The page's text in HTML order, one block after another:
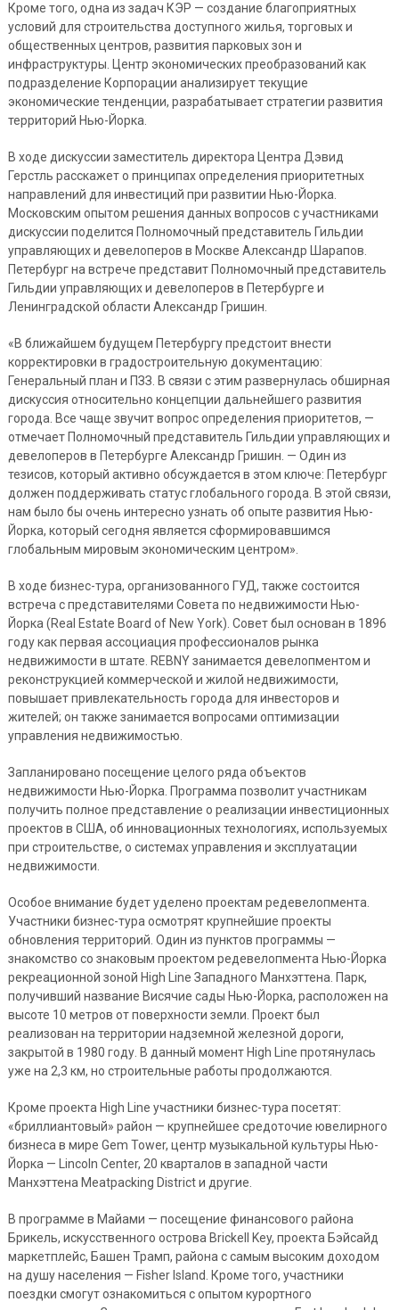
Кроме того, одна из задач КЭР — создание благоприятных
условий для строительства доступного жилья, торговых и
общественных центров, развития парковых зон и
инфраструктуры. Центр экономических преобразований как
подразделение Корпорации анализирует текущие
экономические тенденции, разрабатывает стратегии развития
территорий Нью-Йорка.
В ходе дискуссии заместитель директора Центра Дэвид
Герстль расскажет о принципах определения приоритетных
направлений для инвестиций при развитии Нью-Йорка.
Московским опытом решения данных вопросов с участниками
дискуссии поделится Полномочный представитель Гильдии
управляющих и девелоперов в Москве Александр Шарапов.
Петербург на встрече представит Полномочный представитель
Гильдии управляющих и девелоперов в Петербурге и
Ленинградской области Александр Гришин.
«В ближайшем будущем Петербургу предстоит внести
корректировки в градостроительную документацию:
Генеральный план и ПЗЗ. В связи с этим развернулась обширная
дискуссия относительно концепции дальнейшего развития
города. Все чаще звучит вопрос определения приоритетов, —
отмечает Полномочный представитель Гильдии управляющих и
девелоперов в Петербурге Александр Гришин. — Один из
тезисов, который активно обсуждается в этом ключе: Петербург
должен поддерживать статус глобального города. В этой связи,
нам было бы очень интересно узнать об опыте развития Нью-
Йорка, который сегодня является сформировавшимся
глобальным мировым экономическим центром».
В ходе бизнес-тура, организованного ГУД, также состоится
встреча с представителями Совета по недвижимости Нью-
Йорка (Real Estate Board of New York). Совет был основан в 1896
году как первая ассоциация профессионалов рынка
недвижимости в штате. REBNY занимается девелопментом и
реконструкцией коммерческой и жилой недвижимости,
повышает привлекательность города для инвесторов и
жителей; он также занимается вопросами оптимизации
управления недвижимостью.
Запланировано посещение целого ряда объектов
недвижимости Нью-Йорка. Программа позволит участникам
получить полное представление о реализации инвестиционных
проектов в США, об инновационных технологиях, используемых
при строительстве, о системах управления и эксплуатации
недвижимости.
Особое внимание будет уделено проектам редевелопмента.
Участники бизнес-тура осмотрят крупнейшие проекты
обновления территорий. Один из пунктов программы —
знакомство со знаковым проектом редевелопмента Нью-Йорка
рекреационной зоной High Line Западного Манхэттена. Парк,
получивший название Висячие сады Нью-Йорка, расположен на
высоте 10 метров от поверхности земли. Проект был
реализован на территории надземной железной дороги,
закрытой в 1980 году. В данный момент High Line протянулась
уже на 2,3 км, но строительные работы продолжаются.
Кроме проекта High Line участники бизнес-тура посетят:
«бриллиантовый» район — крупнейшее средоточие ювелирного
бизнеса в мире Gem Tower, центр музыкальной культуры Нью-
Йорка — Lincoln Center, 20 кварталов в западной части
Манхэттена Meatpacking District и другие.
В программе в Майами — посещение финансового района
Брикель, искусственного острова Brickell Key, проекта Бэйсайд
маркетплейс, Башен Трамп, района с самым высоким доходом
на душу населения — Fisher Island. Кроме того, участники
поездки смогут ознакомиться с опытом курортного